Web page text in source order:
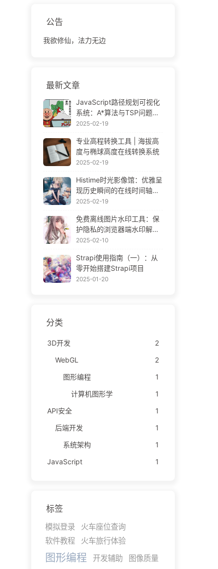
公告
我欲修仙，法力无边
最新文章
JavaScript路径规划可视化
系统：A*算法与TSP问题解
决方案
2025-02-19
专业高程转换工具 | 海拔高
度与椭球高度在线转换系统
2025-02-19
Histime时光影像馆：优雅呈
现历史瞬间的在线时间轴相
册 | Historical Photo Timeli
2025-02-19
免费离线图片水印工具：保
护隐私的浏览器端水印解决
方案 | Free Offline Image
2025-02-10
Strapi使用指南（一）：从
零开始搭建Strapi项目
2025-01-20
分类
3D开发
2
WebGL
2
图形编程
1
计算机图形学
1
API安全
1
后端开发
1
系统架构
1
JavaScript
1
标签
模拟登录
火车座位查询
软件教程
火车旅行体验
图形编程 开发辅助 图像质量